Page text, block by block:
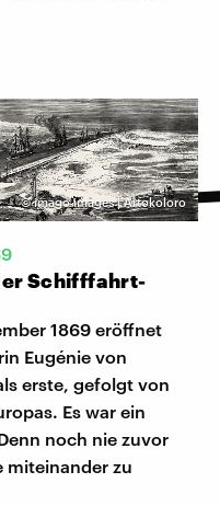
©imago images | Artokoloro
Schifffahrt-
1869 eröffnet
Eugénie von
erste, gefolgt von
Es war ein
noch nie zuvor
miteinander zu